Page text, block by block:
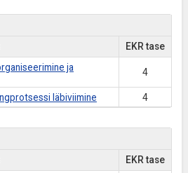
EKR tase
ja
4
läbiviimine 4
EKR tase